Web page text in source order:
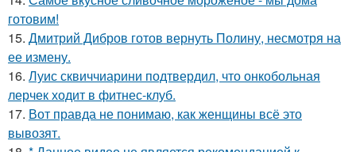
готовим!
15. Дмитрий Дибров готов вернуть Полину, несмотря на
ее измену.
16. Луис сквиччиарини подтвердил, что онкобольная
лерчек ходит в фитнес-клуб.
17. Вот правда не понимаю, как женщины всё это
вывозят.